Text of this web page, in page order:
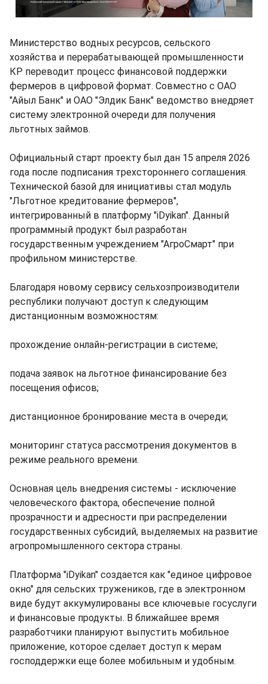
Министерство водных ресурсов, сельского
хозяйства и перерабатывающей промышленности
КР переводит процесс финансовой поддержки
фермеров в цифровой формат. Совместно с ОАО
"Айыл Банк" и ОАО "Элдик Банк" ведомство внедряет
систему электронной очереди для получения
льготных займов.
Официальный старт проекту был дан 15 апреля 2026
года после подписания трехстороннего соглашения.
Технической базой для инициативы стал модуль
"Льготное кредитование фермеров",
интегрированный в платформу "iDyikan". Данный
программный продукт был разработан
государственным учреждением "АгроСмарт" при
профильном министерстве.
Благодаря новому сервису сельхозпроизводители
республики получают доступ к следующим
дистанционным возможностям:
прохождение онлайн-регистрации в системе;
подача заявок на льготное финансирование без
посещения офисов;
дистанционное бронирование места в очереди;
мониторинг статуса рассмотрения документов в
режиме реального времени.
Основная цель внедрения системы - исключение
человеческого фактора, обеспечение полной
прозрачности и адресности при распределении
государственных субсидий, выделяемых на развитие
агропромышленного сектора страны.
Платформа "iDyikan" создается как "единое цифровое
окно" для сельских тружеников, где в электронном
виде будут аккумулированы все ключевые госуслуги
и финансовые продукты. В ближайшее время
разработчики планируют выпустить мобильное
приложение, которое сделает доступ к мерам
господдержки еще более мобильным и удобным.